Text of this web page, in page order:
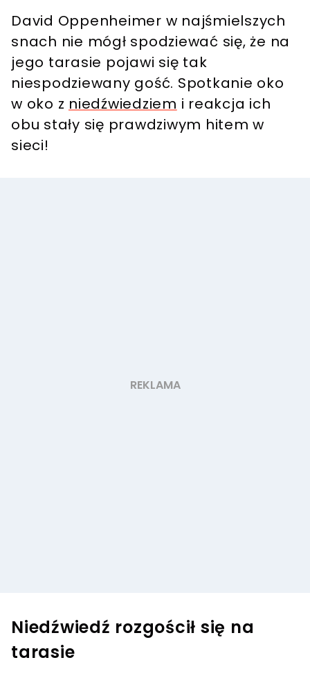
David Oppenheimer w najśmielszych
snach nie mógł spodziewać się, że na
jego tarasie pojawi się tak
niespodziewany gość. Spotkanie oko
w oko z niedźwiedziem i reakcja ich
obu stały się prawdziwym hitem w
sieci!
Niedźwiedź rozgościł się na
tarasie